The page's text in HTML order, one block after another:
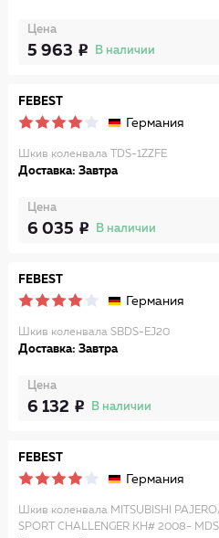
Цена
5 963 В наличии
FEBEST
Германия
Шкив коленвала TDS-1ZZFE
Доставка: Завтра
Цена
6 035 В наличии
FEBEST
Германия
Шкив коленвала SBDS-EJ20
Доставка: Завтра
Цена
6 132 В наличии
FEBEST
Германия
Шкив коленвала MITSUBISHI
SPORT CHALLENGER KH# 2008-